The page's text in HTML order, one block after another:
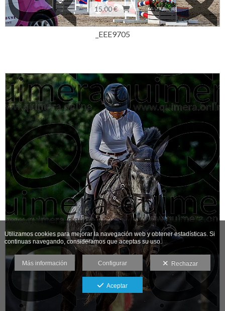
15,00 €
_EEE9705
Utilizamos cookies para mejorar la navegación web y obtener estadísticas. Si
continuas navegando, consideramos que aceptas su uso.
Más información Configurar Rechazar
Aceptar